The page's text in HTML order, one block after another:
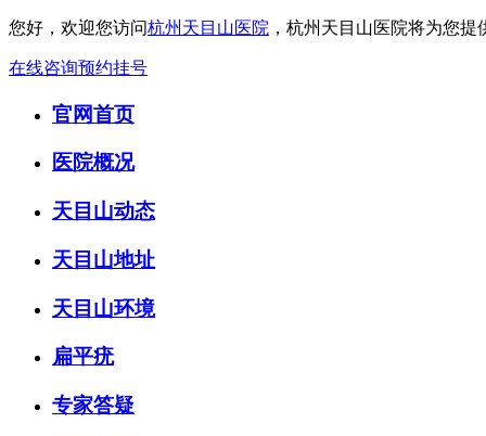
您好，欢迎您访问杭州天目山医院 ，杭州天目山医院将为您
在线咨询预约挂号
官网首页
医院概况
天目山动态
天目山地址
天目山环境
扁平疣
专家答疑